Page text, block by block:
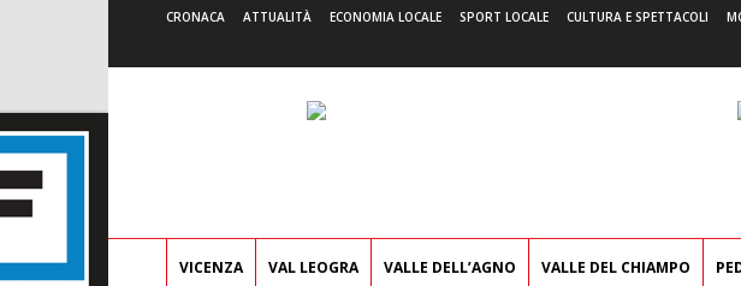
CRONACA ATTUALITÀ ECONOMIA LOCALE SPORT LOCALE CULTURA E SPETTACOLI
VICENZA VAL LEOGRA VALLE DELL’AGNO VALLE DEL CHIAMPO